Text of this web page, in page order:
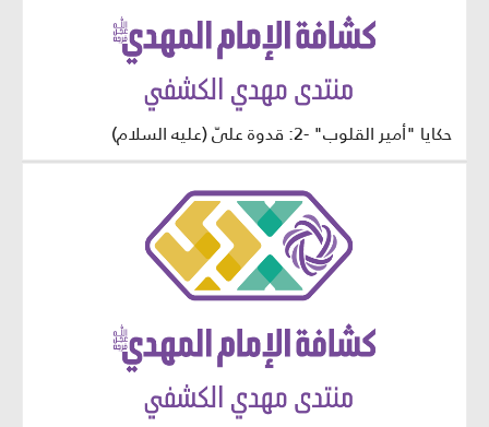
حكايا "أمير القلوب" -2: قدوة عليّ (عليه السلام)